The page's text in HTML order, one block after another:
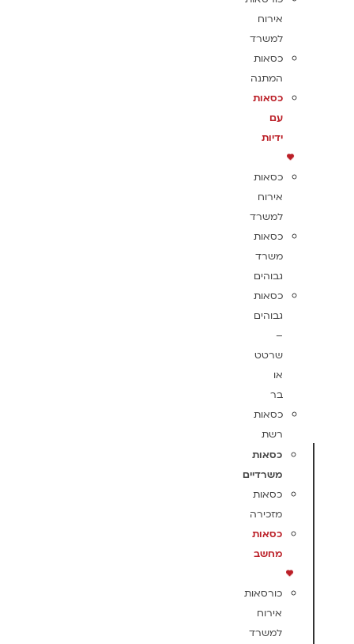
אירוח
למשרד
כסאות
המתנה
כסאות
עם
ידיות
כסאות
אירוח
למשרד
כסאות
משרד
גבוהים
כסאות
גבוהים
–
שרטט
או
בר
כסאות
רשת
כסאות
משרדיים
כסאות
מזכירה
כסאות
מחשב
כורסאות
אירוח
למשרד